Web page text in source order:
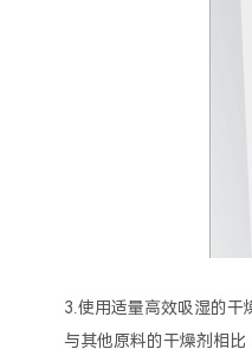
3.使用适量高效吸湿的干
与其他原料的干燥剂相比